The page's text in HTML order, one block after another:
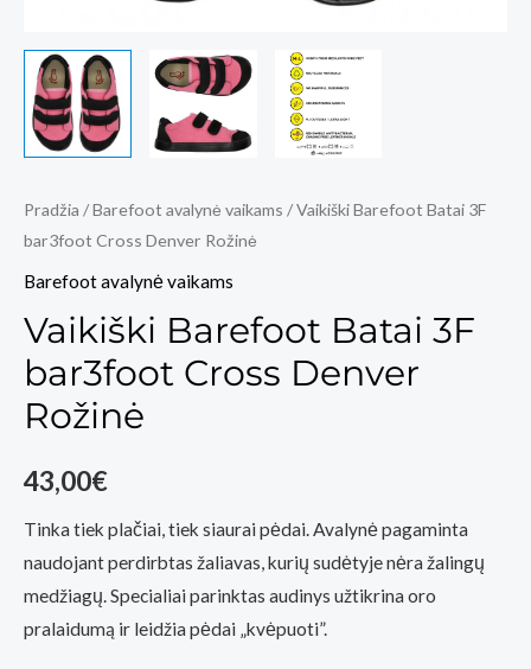
Pradžia /Barefoot avalynė vaikams / Vaikiški Barefoot Batai 3F
bar3foot Cross Denver Rožinė
Barefoot avalynė vaikams
Vaikiški Barefoot Batai 3F
bar3foot Cross Denver
Rožinė
43,00€
Tinka tiek plačiai, tiek siaurai pėdai. Avalynė pagaminta
naudojant perdirbtas žaliavas, kurių sudėtyje nėra žalingų
medžiagų. Specialiai parinktas audinys užtikrina oro
pralaidumą ir leidžia pėdai „kvėpuoti”.